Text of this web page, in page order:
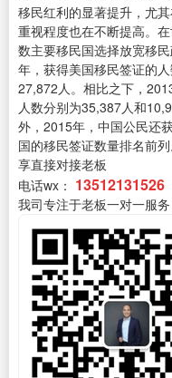
移民红利的显著提升，尤
重视程度也在不断提高。
数主要移民国选择放宽移
年，获得美国移民签证的
27,872人。相比之下，
人数分别为35,387人和
外，2015年，中国公民还
国的移民签证数量排名前列
享直接对接老板
电话wx： 13512131526
我司专注于老板一对一服务